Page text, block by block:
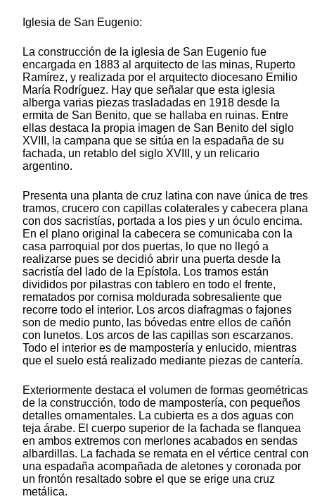
Iglesia de San Eugenio:
La construcción de la iglesia de San Eugenio fue
encargada en 1883 al arquitecto de las minas, Ruperto
Ramírez, y realizada por el arquitecto diocesano Emilio
María Rodríguez. Hay que señalar que esta iglesia
alberga varias piezas trasladadas en 1918 desde la
ermita de San Benito, que se hallaba en ruinas. Entre
ellas destaca la propia imagen de San Benito del siglo
XVIII, la campana que se sitúa en la espadaña de su
fachada, un retablo del siglo XVIII, y un relicario
argentino.
Presenta una planta de cruz latina con nave única de tres
tramos, crucero con capillas colaterales y cabecera plana
con dos sacristías, portada a los pies y un óculo encima.
En el plano original la cabecera se comunicaba con la
casa parroquial por dos puertas, lo que no llegó a
realizarse pues se decidió abrir una puerta desde la
sacristía del lado de la Epístola. Los tramos están
divididos por pilastras con tablero en todo el frente,
rematados por cornisa moldurada sobresaliente que
recorre todo el interior. Los arcos diafragmas o fajones
son de medio punto, las bóvedas entre ellos de cañón
con lunetos. Los arcos de las capillas son escarzanos.
Todo el interior es de mampostería y enlucido, mientras
que el suelo está realizado mediante piezas de cantería.
Exteriormente destaca el volumen de formas geométricas
de la construcción, todo de mampostería, con pequeños
detalles ornamentales. La cubierta es a dos aguas con
teja árabe. El cuerpo superior de la fachada se flanquea
en ambos extremos con merlones acabados en sendas
albardillas. La fachada se remata en el vértice central con
una espadaña acompañada de aletones y coronada por
un frontón resaltado sobre el que se erige una cruz
metálica.